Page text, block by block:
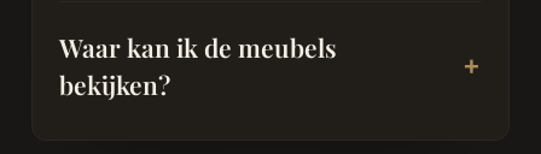
Waar kan ik de meubels
bekijken?